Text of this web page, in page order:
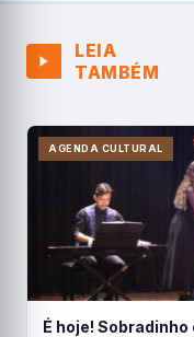
LEIA
TAMBÉM
AGENDA CULTURAL
É hoje!